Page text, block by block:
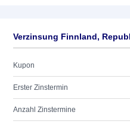
Verzinsung Finnland,
Kupon
Erster Zinstermin
Anzahl Zinstermine